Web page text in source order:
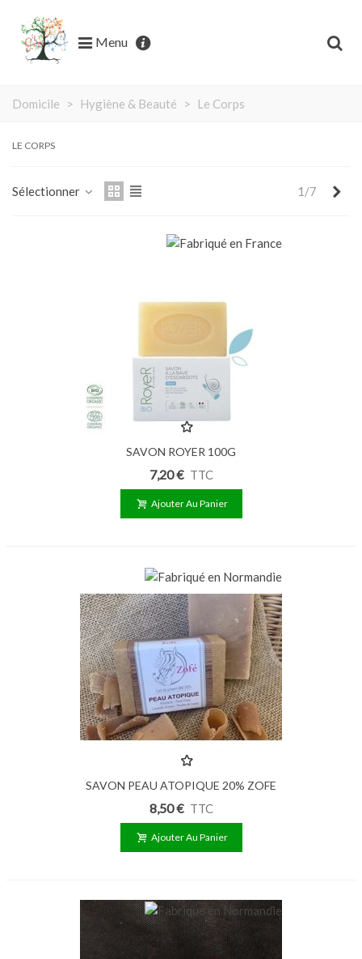
Menu
Domicile > Hygiène & Beauté > Le Corps
LE CORPS
Sélectionner 1/7
SAVON ROYER 100G
7,20 € TTC
Ajouter Au Panier
SAVON PEAU ATOPIQUE 20% ZOFE
100G
8,50 € TTC
Ajouter Au Panier